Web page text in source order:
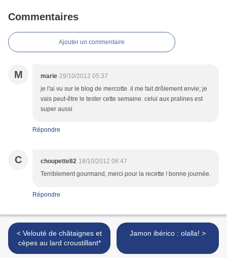
Commentaires
Ajouter un commentaire
M marie 29/10/2012 05:37
je l'ai vu sur le blog de mercotte. il me fait drôlement envie; je
vais peut-être le tester cette semaine. celui aux pralines est
super aussi
Répondre
C choupette82 18/10/2012 06:47
Terriblement gourmand, merci pour la recette ! bonne journée.
Répondre
< Velouté de châtaignes et
cèpes au lard croustillant*
Jamon ibérico : olalla! >